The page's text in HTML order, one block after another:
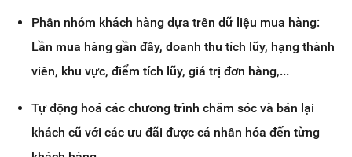
Phân nhóm khách hàng dựa trên dữ liệu mua hàng:
Lần mua hàng gần đây, doanh thu tích lũy, hạng thành
viên, khu vực, điểm tích lũy, giá trị đơn hàng,...
Tự động hoá các chương trình chăm sóc và bán lại
khách cũ với các ưu đãi được cá nhân hóa đến từng